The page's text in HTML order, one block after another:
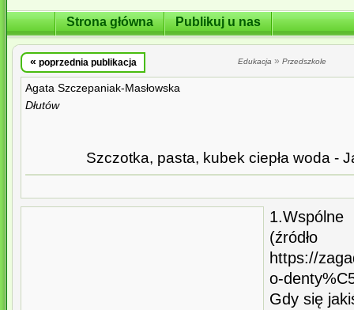
Strona główna Publikuj u nas
« poprzednia publikacja Edukacja » Przedszkole
Agata Szczepaniak-Masłowska
Dłutów
Szczotka, pasta, kubek ciepła woda -
(źródło
https://
o-
Gdy się